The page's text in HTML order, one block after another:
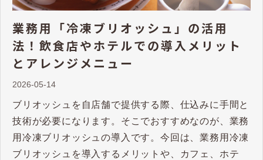
業務用「冷凍ブリオッシュ」の活用
法！飲食店やホテルでの導入メリット
とアレンジメニュー
2026-05-14
ブリオッシュを自店舗で提供する際、仕込みに手間と
技術が必要になります。そこでおすすめなのが、業務
用冷凍ブリオッシュの導入です。今回は、業務用冷凍
ブリオッシュを導入するメリットや、カフェ、ホテ